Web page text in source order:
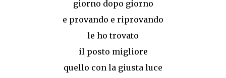
giorno dopo giorno
e provando e riprovando
le ho trovato
il posto migliore
quello con la giusta luce